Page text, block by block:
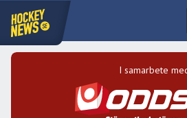
I samarbete